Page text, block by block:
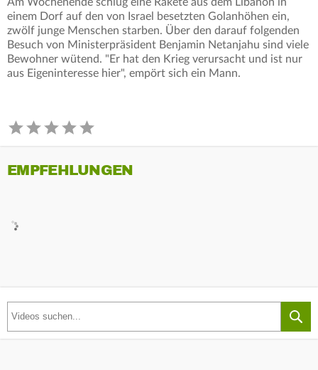
einem Dorf auf den von Israel besetzten Golanhöhen ein,
zwölf junge Menschen starben. Über den darauf folgenden
Besuch von Ministerpräsident Benjamin Netanjahu sind viele
Bewohner wütend. "Er hat den Krieg verursacht und ist nur
aus Eigeninteresse hier", empört sich ein Mann.
EMPFEHLUNGEN